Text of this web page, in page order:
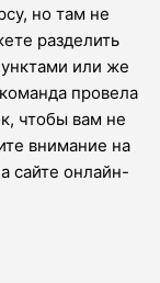
но там не
разделить
или же
провела
чтобы вам не
внимание на
сайте онлайн-